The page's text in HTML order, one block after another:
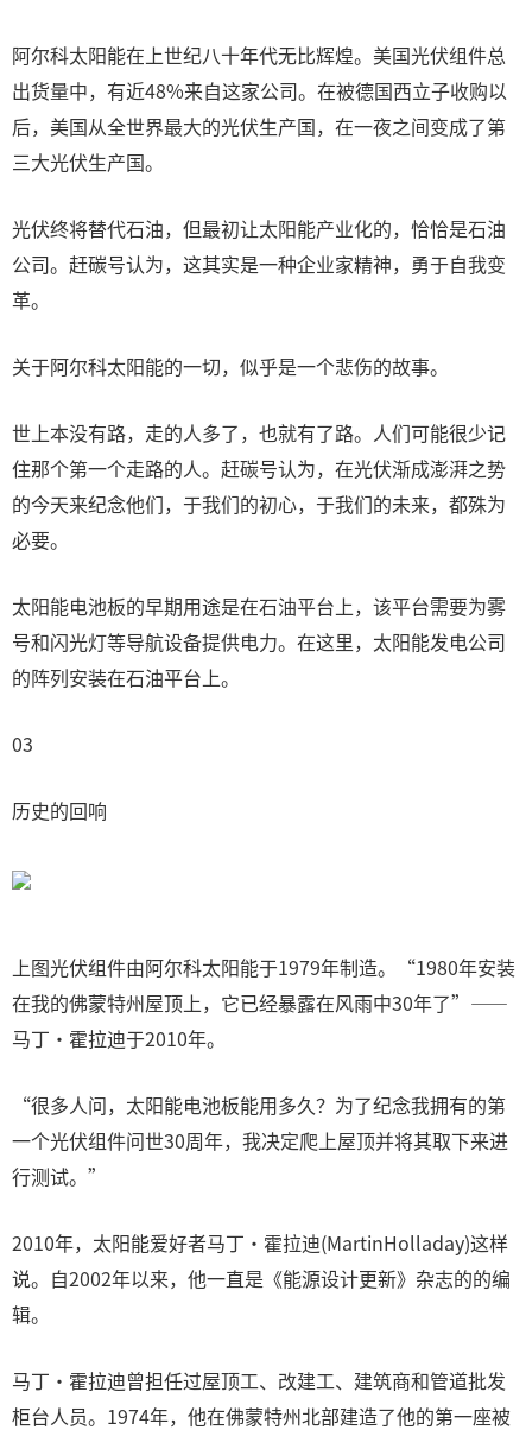
阿尔科太阳能在上世纪八十年代无比辉煌。美国光伏组件总
出货量中，有近48%来自这家公司。在被德国西立子收购以
后，美国从全世界最大的光伏生产国，在一夜之间变成了第
三大光伏生产国。
光伏终将替代石油，但最初让太阳能产业化的，恰恰是石油
公司。赶碳号认为，这其实是一种企业家精神，勇于自我变
革。
关于阿尔科太阳能的一切，似乎是一个悲伤的故事。
世上本没有路，走的人多了，也就有了路。人们可能很少记
住那个第一个走路的人。赶碳号认为，在光伏渐成澎湃之势
的今天来纪念他们，于我们的初心，于我们的未来，都殊为
必要。
太阳能电池板的早期用途是在石油平台上，该平台需要为雾
号和闪光灯等导航设备提供电力。在这里，太阳能发电公司
的阵列安装在石油平台上。
03
历史的回响
上图光伏组件由阿尔科太阳能于1979年制造。“1980年安装
在我的佛蒙特州屋顶上，它已经暴露在风雨中30年了”——
马丁·霍拉迪于2010年。
“很多人问，太阳能电池板能用多久？为了纪念我拥有的第
一个光伏组件问世30周年，我决定爬上屋顶并将其取下来进
行测试。”
2010年，太阳能爱好者马丁·霍拉迪(MartinHolladay)这样
说。自2002年以来，他一直是《能源设计更新》杂志的的编
辑。
马丁·霍拉迪曾担任过屋顶工、改建工、建筑商和管道批发
柜台人员。1974年，他在佛蒙特州北部建造了他的第一座被